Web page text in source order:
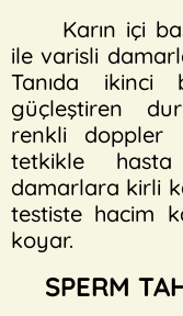
Karın içi
ile varisli
Tanıda ikinci
güçleştiren
renkli doppler
tetkikle
damarlara kirli
testiste hacim
koyar.
SPERM